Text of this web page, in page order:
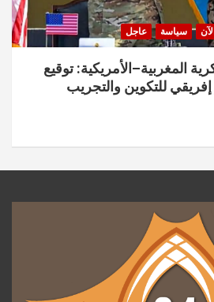
سياسة عاجل
المغربية–الأمريكية: توقيع
للتكوين والتجريب